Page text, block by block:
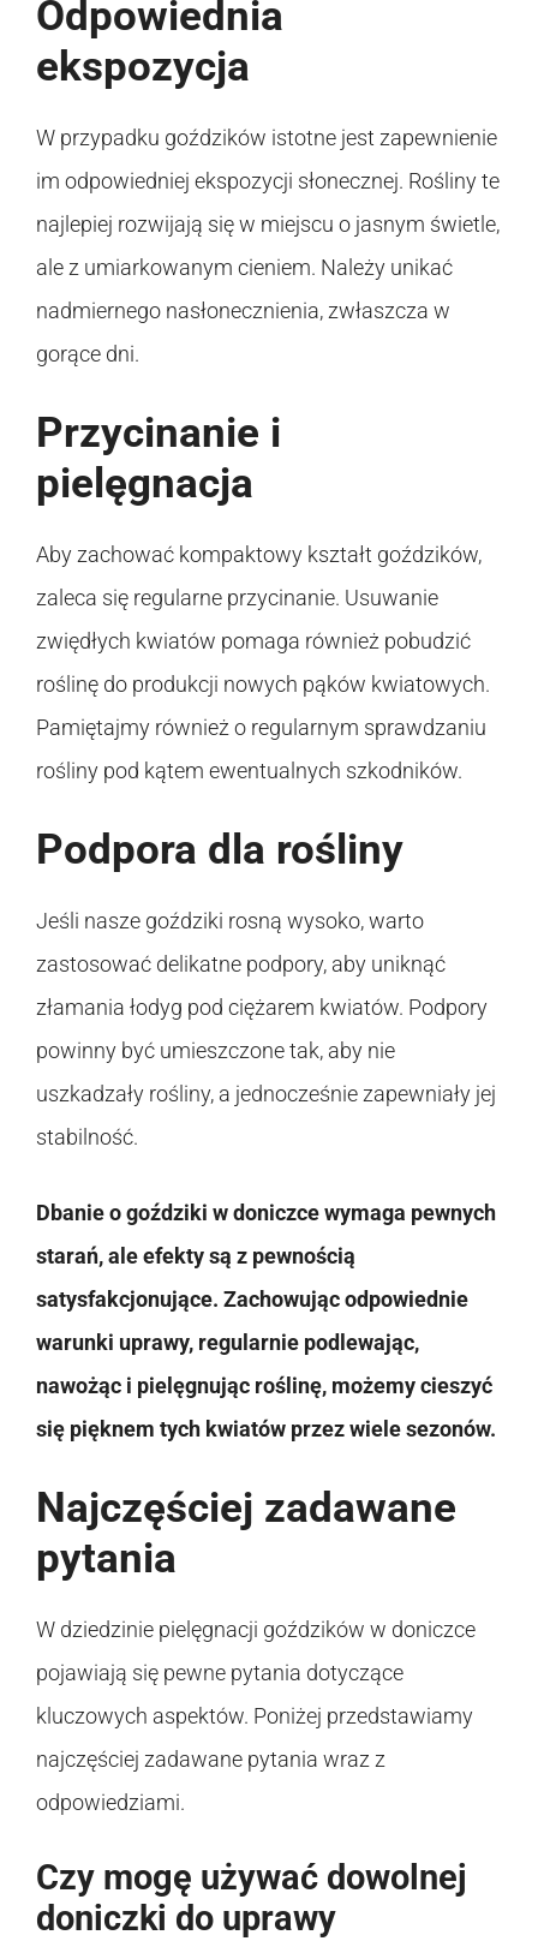
Odpowiednia
ekspozycja
W przypadku goździków istotne jest zapewnienie
im odpowiedniej ekspozycji słonecznej. Rośliny te
najlepiej rozwijają się w miejscu o jasnym świetle,
ale z umiarkowanym cieniem. Należy unikać
nadmiernego nasłonecznienia, zwłaszcza w
gorące dni.
Przycinanie i
pielęgnacja
Aby zachować kompaktowy kształt goździków,
zaleca się regularne przycinanie. Usuwanie
zwiędłych kwiatów pomaga również pobudzić
roślinę do produkcji nowych pąków kwiatowych.
Pamiętajmy również o regularnym sprawdzaniu
rośliny pod kątem ewentualnych szkodników.
Podpora dla rośliny
Jeśli nasze goździki rosną wysoko, warto
zastosować delikatne podpory, aby uniknąć
złamania łodyg pod ciężarem kwiatów. Podpory
powinny być umieszczone tak, aby nie
uszkadzały rośliny, a jednocześnie zapewniały jej
stabilność.
Dbanie o goździki w doniczce wymaga pewnych
starań, ale efekty są z pewnością
satysfakcjonujące. Zachowując odpowiednie
warunki uprawy, regularnie podlewając,
nawożąc i pielęgnując roślinę, możemy cieszyć
się pięknem tych kwiatów przez wiele sezonów.
Najczęściej zadawane
pytania
W dziedzinie pielęgnacji goździków w doniczce
pojawiają się pewne pytania dotyczące
kluczowych aspektów. Poniżej przedstawiamy
najczęściej zadawane pytania wraz z
odpowiedziami.
Czy mogę używać dowolnej
doniczki do uprawy